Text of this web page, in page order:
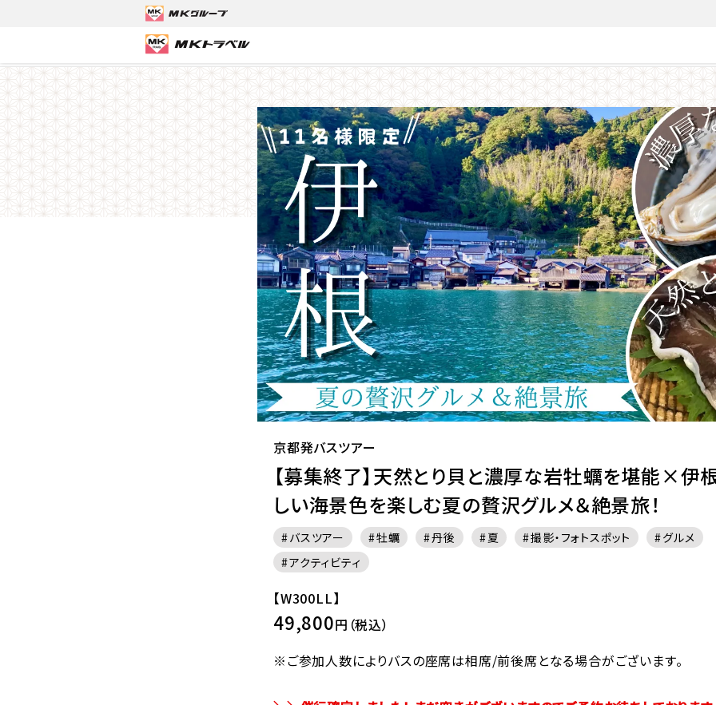
MKトラベルTOP 京都発バスツアー
京都発バスツアー
【募集終了】天然とり貝と濃厚な岩牡蠣を堪能×伊
しい海景色を楽しむ夏の贅沢グルメ＆絶景旅！
バスツアー 牡蠣 丹後 夏 撮影・フォトスポット
グルメ
アクティビティ
【W300LL】
49,800円（税込）
※ご参加人数によりバスの座席は相席/前後席となる場合がございます。